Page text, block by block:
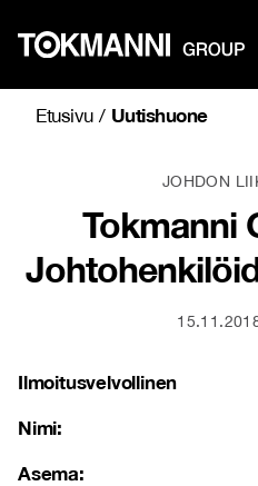
sisältöön
Etusivu/ Uutishuone
JOHDON
Tokmanni
Ilmoitusvelvollinen
Nimi:
Asema: Talous- ja